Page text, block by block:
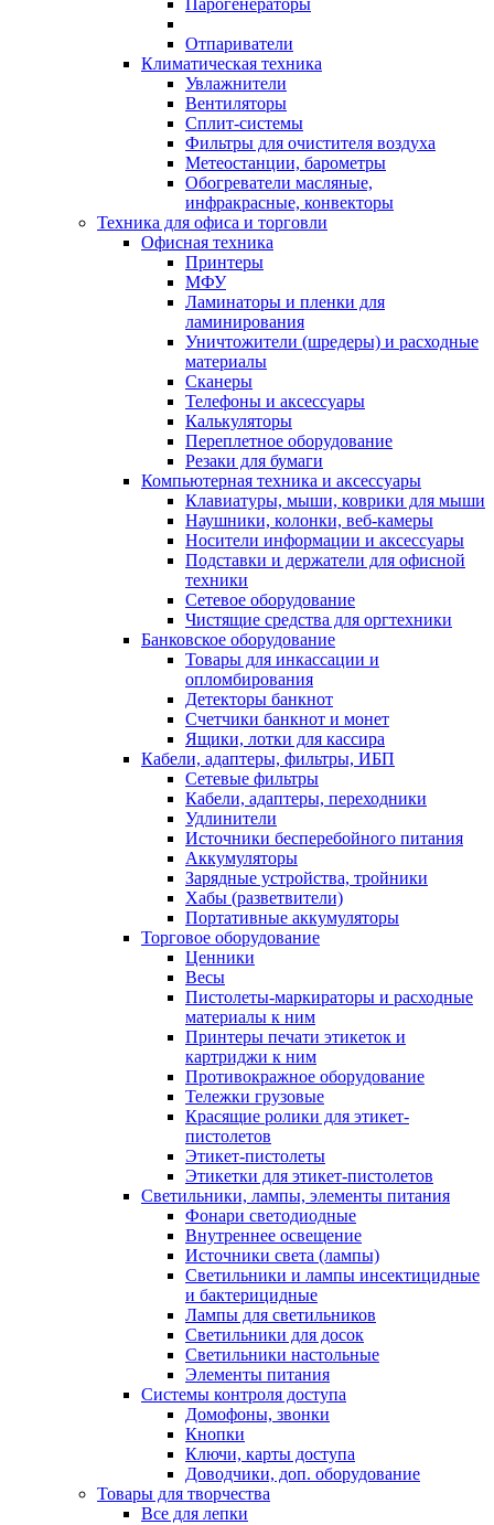
Парогенераторы
Отпариватели
Климатическая техника
Увлажнители
Вентиляторы
Сплит-системы
Фильтры для очистителя воздуха
Метеостанции, барометры
Обогреватели масляные,
инфракрасные, конвекторы
Техника для офиса и торговли
Офисная техника
Принтеры
МФУ
Ламинаторы и пленки для
ламинирования
Уничтожители (шредеры) и расходные
материалы
Сканеры
Телефоны и аксессуары
Калькуляторы
Переплетное оборудование
Резаки для бумаги
Компьютерная техника и аксессуары
Клавиатуры, мыши, коврики для мыши
Наушники, колонки, веб-камеры
Носители информации и аксессуары
Подставки и держатели для офисной
техники
Сетевое оборудование
Чистящие средства для оргтехники
Банковское оборудование
Товары для инкассации и
опломбирования
Детекторы банкнот
Счетчики банкнот и монет
Ящики, лотки для кассира
Кабели, адаптеры, фильтры, ИБП
Сетевые фильтры
Кабели, адаптеры, переходники
Удлинители
Источники бесперебойного питания
Аккумуляторы
Зарядные устройства, тройники
Хабы (разветвители)
Портативные аккумуляторы
Торговое оборудование
Ценники
Весы
Пистолеты-маркираторы и расходные
материалы к ним
Принтеры печати этикеток и
картриджи к ним
Противокражное оборудование
Тележки грузовые
Красящие ролики для этикет-
пистолетов
Этикет-пистолеты
Этикетки для этикет-пистолетов
Светильники, лампы, элементы питания
Фонари светодиодные
Внутреннее освещение
Источники света (лампы)
Светильники и лампы инсектицидные
и бактерицидные
Лампы для светильников
Светильники для досок
Светильники настольные
Элементы питания
Системы контроля доступа
Домофоны, звонки
Кнопки
Ключи, карты доступа
Доводчики, доп. оборудование
Товары для творчества
Все для лепки